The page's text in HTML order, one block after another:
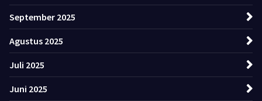
September 2025
Agustus 2025
Juli 2025
Juni 2025